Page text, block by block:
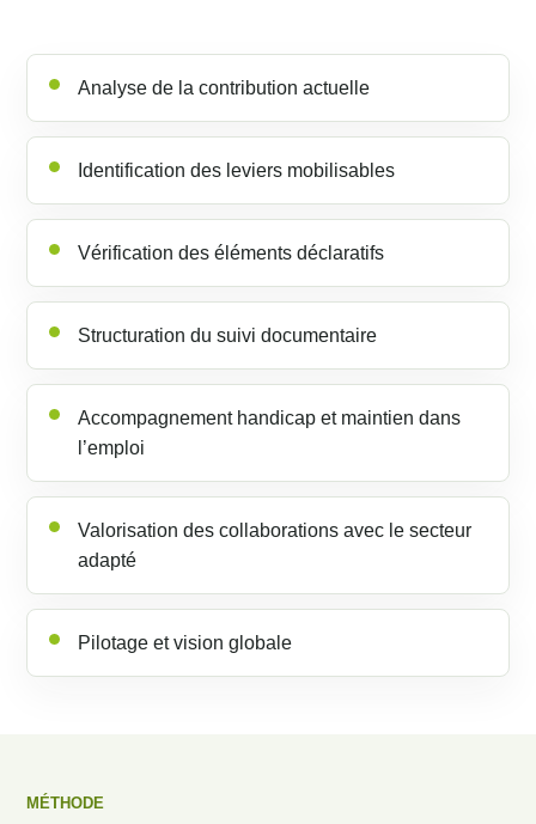
Analyse de la contribution actuelle
Identification des leviers mobilisables
Vérification des éléments déclaratifs
Structuration du suivi documentaire
Accompagnement handicap et maintien dans
l’emploi
Valorisation des collaborations avec le secteur
adapté
Pilotage et vision globale
MÉTHODE